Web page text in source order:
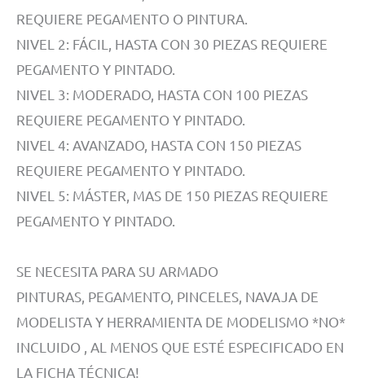
REQUIERE PEGAMENTO O PINTURA.
NIVEL 2: FÁCIL, HASTA CON 30 PIEZAS REQUIERE
PEGAMENTO Y PINTADO.
NIVEL 3: MODERADO, HASTA CON 100 PIEZAS
REQUIERE PEGAMENTO Y PINTADO.
NIVEL 4: AVANZADO, HASTA CON 150 PIEZAS
REQUIERE PEGAMENTO Y PINTADO.
NIVEL 5: MÁSTER, MAS DE 150 PIEZAS REQUIERE
PEGAMENTO Y PINTADO.
SE NECESITA PARA SU ARMADO
PINTURAS, PEGAMENTO, PINCELES, NAVAJA DE
MODELISTA Y HERRAMIENTA DE MODELISMO *NO*
INCLUIDO , AL MENOS QUE ESTÉ ESPECIFICADO EN
LA FICHA TÉCNICA!